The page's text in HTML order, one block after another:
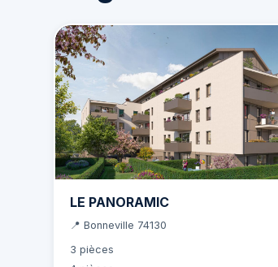
LE PANORAMIC
📍 Bonneville 74130
3 pièces